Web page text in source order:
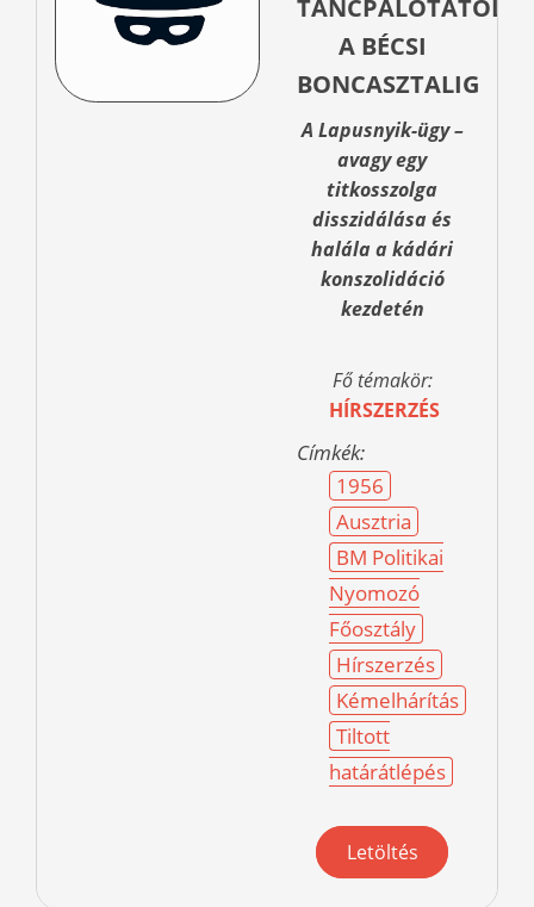
TÁNCPALOTÁTÓL
A BÉCSI
BONCASZTALIG
A Lapusnyik-ügy –
avagy egy
titkosszolga
disszidálása és
halála a kádári
konszolidáció
kezdetén
Fő témakör:
HÍRSZERZÉS
Címkék:
1956
Ausztria
BM Politikai
Nyomozó
Főosztály
Hírszerzés
Kémelhárítás
Tiltott
határátlépés
Letöltés